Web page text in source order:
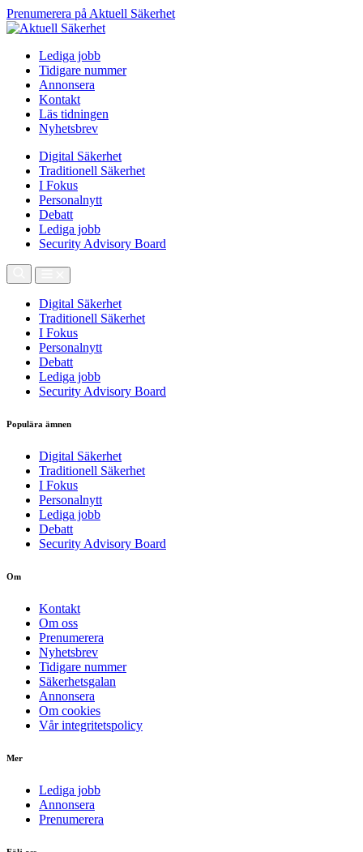
Prenumerera på Aktuell Säkerhet
Lediga jobb
Tidigare nummer
Annonsera
Kontakt
Läs tidningen
Nyhetsbrev
Digital Säkerhet
Traditionell Säkerhet
I Fokus
Personalnytt
Debatt
Lediga jobb
Security Advisory Board
Digital Säkerhet
Traditionell Säkerhet
I Fokus
Personalnytt
Debatt
Lediga jobb
Security Advisory Board
Populära ämnen
Digital Säkerhet
Traditionell Säkerhet
I Fokus
Personalnytt
Lediga jobb
Debatt
Security Advisory Board
Om
Kontakt
Om oss
Prenumerera
Nyhetsbrev
Tidigare nummer
Säkerhetsgalan
Annonsera
Om cookies
Vår integritetspolicy
Mer
Lediga jobb
Annonsera
Prenumerera